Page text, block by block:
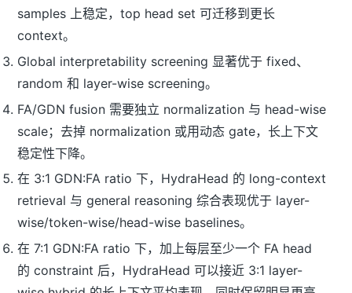
samples 上稳定，top head set 可迁移到更长
context。
Global interpretability screening 显著优于 fixed、
random 和 layer-wise screening。
FA/GDN fusion 需要独立 normalization 与 head-wise
scale；去掉 normalization 或用动态 gate，长上下文
稳定性下降。
在 3:1 GDN:FA ratio 下，HydraHead 的 long-context
retrieval 与 general reasoning 综合表现优于 layer-
wise/token-wise/head-wise baselines。
在 7:1 GDN:FA ratio 下，加上每层至少一个 FA head
的 constraint 后，HydraHead 可以接近 3:1 layer-